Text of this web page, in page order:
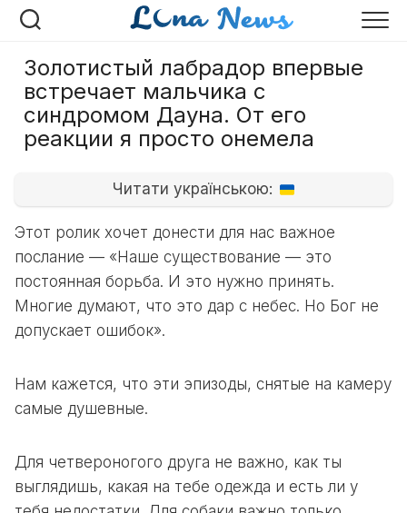
Перейти
Золотистый лабрадор впервые
встречает мальчика c
синдромом Дауна. От его
peакции я пpoсто онeмeла
Читати українською:
Этот ролик хочет донести для нас важное
послание — «Наше существование — это
постоянная борьба. И это нужно принять.
Многие думают, что это дар с небес. Но Бог не
допускает ошибок».
Нам кажется, что эти эпизоды, снятые на камеру
самые душевные.
Для четвероногого друга не важно, как ты
выглядишь, какая на тебе одежда и есть ли у